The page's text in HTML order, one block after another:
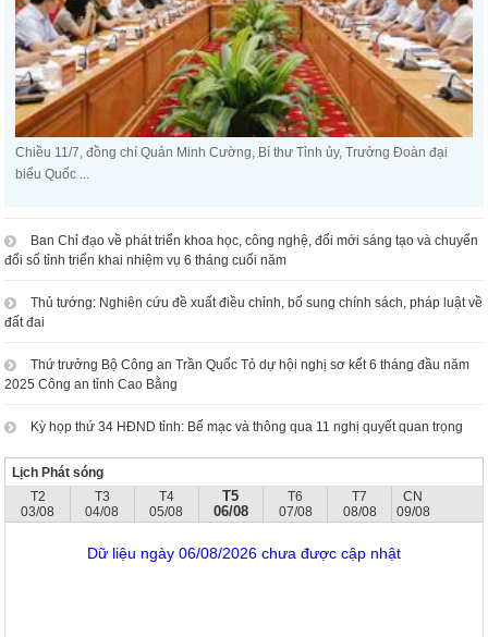
Chiều 11/7, đồng chí Quản Minh Cường, Bí thư Tỉnh ủy, Trưởng Đoàn đại
biểu Quốc ...
Ban Chỉ đạo về phát triển khoa học, công nghệ, đổi mới sáng tạo và chuyển
đổi số tỉnh triển khai nhiệm vụ 6 tháng cuối năm
Thủ tướng: Nghiên cứu đề xuất điều chỉnh, bổ sung chính sách, pháp luật về
đất đai
Thứ trưởng Bộ Công an Trần Quốc Tỏ dự hội nghị sơ kết 6 tháng đầu năm
2025 Công an tỉnh Cao Bằng
Kỳ họp thứ 34 HĐND tỉnh: Bế mạc và thông qua 11 nghị quyết quan trọng
Lịch Phát sóng
T2
03/08
T3
04/08
T4
05/08
T5
06/08
T6
07/08
T7
08/08
CN
09/08
Dữ liệu ngày 06/08/2026 chưa được cập nhật